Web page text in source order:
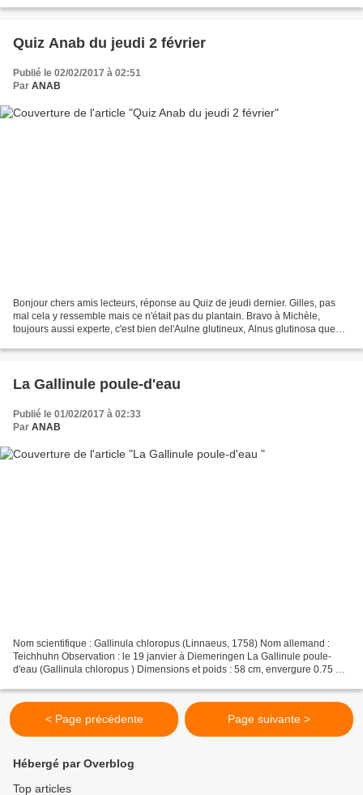
Quiz Anab du jeudi 2 février
Publié le 02/02/2017 à 02:51
Par ANAB
Bonjour chers amis lecteurs, réponse au Quiz de jeudi dernier. Gilles, pas
mal cela y ressemble mais ce n'était pas du plantain. Bravo à Michèle,
toujours aussi experte, c'est bien del'Aulne glutineux, Alnus glutinosa que
La Gallinule poule-d'eau
Publié le 01/02/2017 à 02:33
Par ANAB
Nom scientifique : Gallinula chloropus (Linnaeus, 1758) Nom allemand :
Teichhuhn Observation : le 19 janvier à Diemeringen La Gallinule poule-
d'eau (Gallinula chloropus ) Dimensions et poids : 58 cm, envergure 0.75 à 1
< Page précédente Page suivante >
Hébergé par Overblog
Top articles